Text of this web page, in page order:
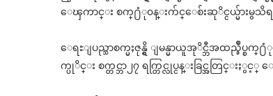
ေၾကာင္း စက္႐ံု၀န္းက်င္ေစ်းဆုိင္ငယ္မ်ားမွသိ
ေရႊျပည္သာစက္မႈဇုန္ရွိ ျမန္မာယူအုိင္ဘီအထည္ခ်ဳပ္
က္ပုိင္း စက္တင္ဘာ၂၇ ရက္တြင္လုပ္ငန္းခြင္အတြင္း